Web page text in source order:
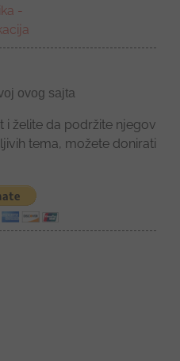
ovog sajta
i želite da podržite njegov
tema, možete donirati